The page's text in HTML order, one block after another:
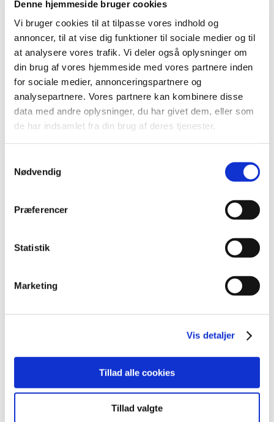
Denne hjemmeside bruger cookies
Vi bruger cookies til at tilpasse vores indhold og
annoncer, til at vise dig funktioner til sociale medier og til
at analysere vores trafik. Vi deler også oplysninger om
din brug af vores hjemmeside med vores partnere inden
for sociale medier, annonceringspartnere og
analysepartnere. Vores partnere kan kombinere disse
data med andre oplysninger, du har givet dem, eller som
de har indsamlet fra din brug af deres tjenester.
Nødvendig
Præferencer
Statistik
Marketing
Vis detaljer
Tillad alle cookies
Tillad valgte
patienter med særlig risiko for at få alvorlige
Revurdering af tilskudsstatus for medicin i
ATC-gruppe S starter i foråret 2023
| 22. februar 2023 |
Medicintilskudsnævnet starter i foråret 2023 revurdering
af tilskudsstatus for medicin i ATC-gruppe S –
Lægemiddelstyrelsen har besluttet, at Aimovig,
injektionsvæske, opløsning, der indeholder erenumab…
Offentlig høring søger bidrag til at styrke
|7. februar 2023
…
Patienter, der er i behandling med Dicillin Sandoz 500 mg
kapsler, skal gå på apoteket og få byttet medicinen. Det
efter første år med forordningen for kliniske